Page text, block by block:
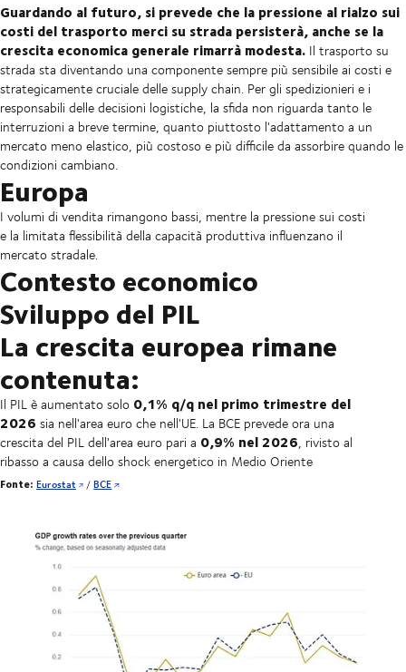
Guardando al futuro, si prevede che la pressione al rialzo sui
costi del trasporto merci su strada persisterà, anche se la
crescita economica generale rimarrà modesta. Il trasporto su
strada sta diventando una componente sempre più sensibile ai costi e
strategicamente cruciale delle supply chain. Per gli spedizionieri e i
responsabili delle decisioni logistiche, la sfida non riguarda tanto le
interruzioni a breve termine, quanto piuttosto l'adattamento a un
mercato meno elastico, più costoso e più difficile da assorbire quando le
condizioni cambiano.
Europa
I volumi di vendita rimangono bassi, mentre la pressione sui costi
e la limitata flessibilità della capacità produttiva influenzano il
mercato stradale.
Contesto economico
Sviluppo del PIL
La crescita europea rimane
contenuta:
Il PIL è aumentato solo 0,1% q/q nel primo trimestre del
2026 sia nell'area euro che nell'UE. La BCE prevede ora una
crescita del PIL dell'area euro pari a 0,9% nel 2026, rivisto al
ribasso a causa dello shock energetico in Medio Oriente
Fonte: Eurostat /BCE